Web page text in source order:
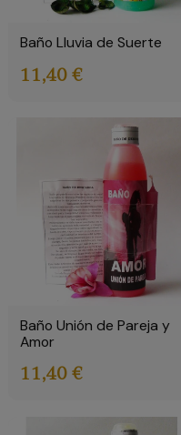
Baño Lluvia de Suerte
11,40 €
Baño Unión de Pareja y
Amor
11,40 €